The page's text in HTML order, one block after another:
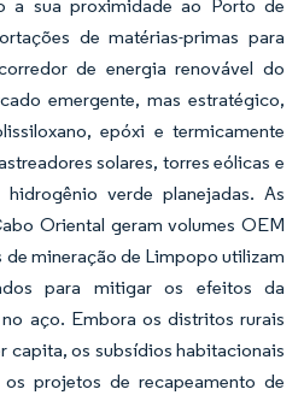
a sua proximidade ao Porto de
de matérias-primas para
de energia renovável do
emergente, mas estratégico,
epóxi e termicamente
solares, torres eólicas e
verde planejadas. As
Oriental geram volumes OEM
mineração de Limpopo utilizam
para mitigar os efeitos da
aço. Embora os distritos rurais
capita, os subsídios habitacionais
projetos de recapeamento de